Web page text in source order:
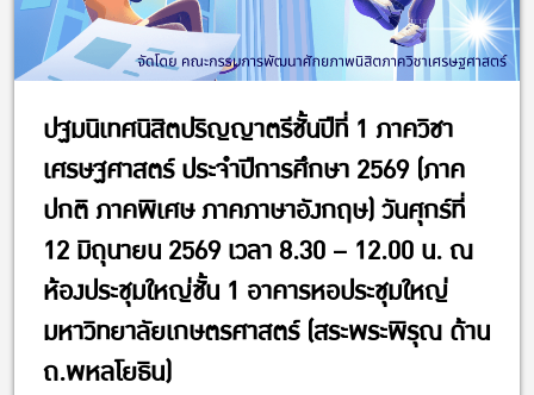
ปฐมนิเทศนิสิตปริญญาตรีชั้นปีที่ 1 ภาควิชา
เศรษฐศาสตร์ ประจำปีการศึกษา 2569 (ภาค
ปกติ ภาคพิเศษ ภาคภาษาอังกฤษ) วันศุกร์ที่
12 มิถุนายน 2569 เวลา 8.30 – 12.00 น. ณ
ห้องประชุมใหญ่ชั้น 1 อาคารหอประชุมใหญ่
มหาวิทยาลัยเกษตรศาสตร์ (สระพระพิรุณ ด้าน
ถ.พหลโยธิน)